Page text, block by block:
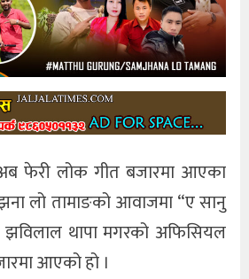
फेरी लोक गीत बजारमा आएका
लो तामाङको आवाजमा “ए सानु
थापा मगरको अफिसियल
आएको हो ।